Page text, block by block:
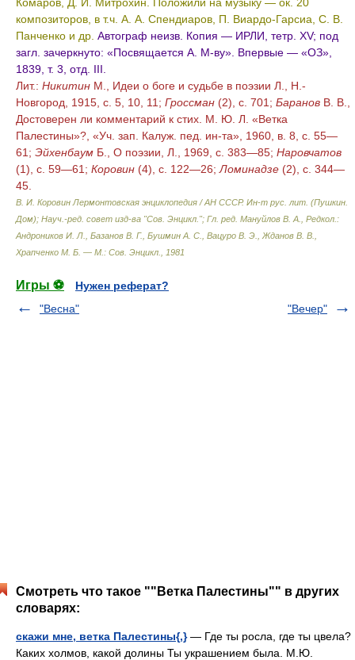
композиторов, в т.ч. А. А. Спендиаров, П. Виардо-Гарсиа, С. В.
Панченко и др. Автограф неизв. Копия — ИРЛИ, тетр. XV; под
загл. зачеркнуто: «Посвящается А. М-ву». Впервые — «ОЗ»,
1839, т. 3, отд. III.
Лит.: Никитин М., Идеи о боге и судьбе в поэзии Л., Н.-
Новгород, 1915, с. 5, 10, 11; Гроссман (2), с. 701; Баранов В. В.,
Достоверен ли комментарий к стих. М. Ю. Л. «Ветка
Палестины»?, «Уч. зап. Калуж. пед. ин-та», 1960, в. 8, с. 55—
61; Эйхенбаум Б., О поэзии, Л., 1969, с. 383—85; Наровчатов
(1), с. 59—61; Коровин (4), с. 122—26; Ломинадзе (2), с. 344—
45.
В. И. Коровин Лермонтовская энциклопедия / АН СССР. Ин-т рус. лит. (Пушкин.
Дом); Науч.-ред. совет изд-ва "Сов. Энцикл."; Гл. ред. Мануйлов В. А., Редкол.:
Андроников И. Л., Базанов В. Г., Бушмин А. С., Вацуро В. Э., Жданов В. В.,
Храпченко М. Б. — М.: Сов. Энцикл.
1981
Игры ⚽
Нужен реферат?
"Весна"
"Вечер"
Смотреть что такое ""Ветка Палестины"" в других
словарях:
скажи мне, ветка Палестины{,}— Где ты росла, где ты цвела?
Каких холмов, какой долины Ты украшением была. М.Ю.